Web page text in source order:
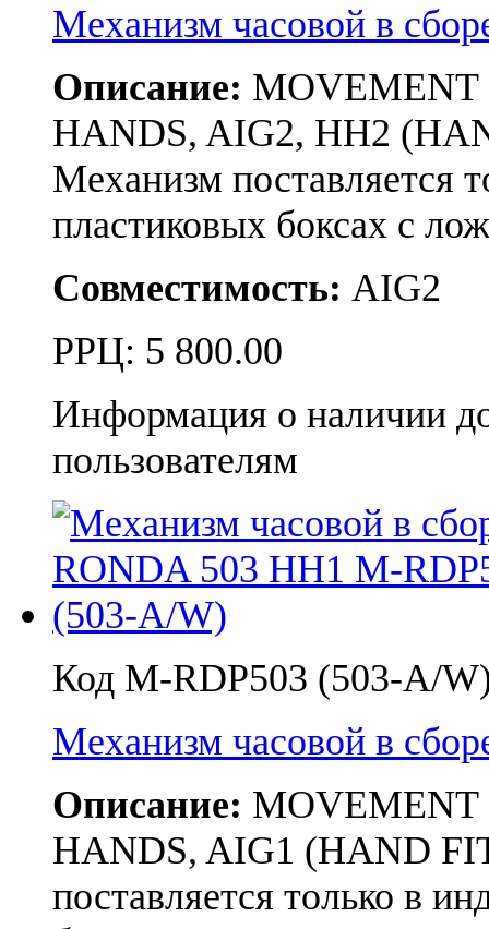
Механизм часовой в
Описание: MOVEMENT
HANDS, AIG2, HH2
Механизм поставляется
пластиковых боксах с
Совместимость: AIG2
РРЦ: 5 800.00
Информация о наличии
пользователям
Код M-RDP503 (503-A/
Механизм часовой в
Описание: MOVEMENT
HANDS, AIG1 (HAND
поставляется только в